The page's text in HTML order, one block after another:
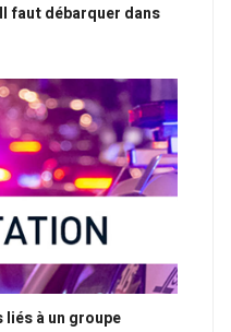
faut débarquer dans
à un groupe